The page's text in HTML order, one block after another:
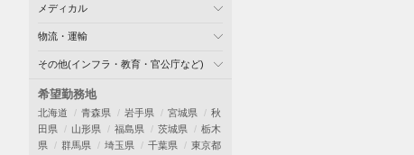
メディカル
物流・運輸
その他(インフラ・教育・官公庁など)
希望勤務地
北海道 青森県 岩手県 宮城県
秋
田県
山形県 福島県 茨城県
栃木
県
群馬県 埼玉県 千葉県
東京都